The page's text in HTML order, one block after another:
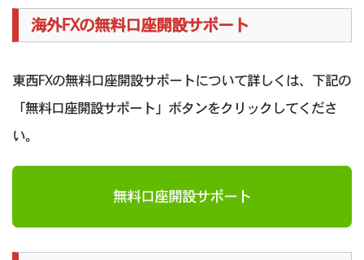
海外FXの無料口座開設サポート
東西FXの無料口座開設サポートについて詳しくは、下記の
「無料口座開設サポート」ボタンをクリックしてくださ
い。
無料口座開設サポート